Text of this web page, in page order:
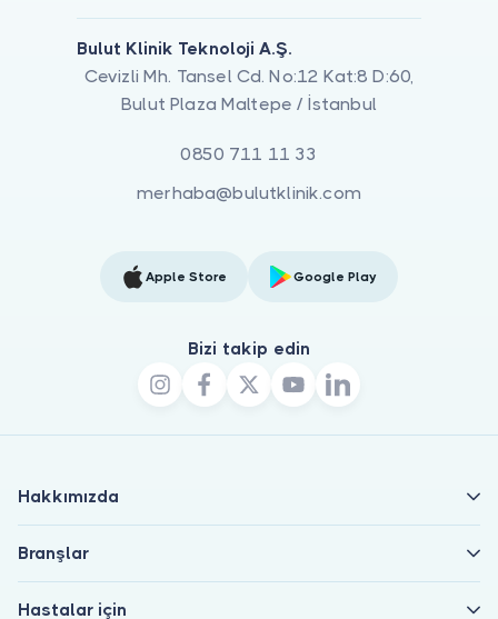
Bulut Klinik Teknoloji A.Ş.
Cevizli Mh. Tansel Cd. No:12 Kat:8 D:60,
Bulut Plaza Maltepe / İstanbul
0850 711 11 33
merhaba@bulutklinik.com
Apple Store Google Play
Bizi takip edin
Hakkımızda
Branşlar
Hastalar için